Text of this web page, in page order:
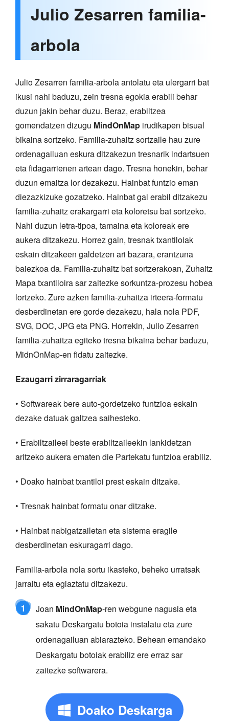
Julio Zesarren familia-
arbola
Julio Zesarren familia-arbola antolatu eta ulergarri bat
ikusi nahi baduzu, zein tresna egokia erabili behar
duzun jakin behar duzu. Beraz, erabiltzea
gomendatzen dizugu MindOnMap irudikapen bisual
bikaina sortzeko. Familia-zuhaitz sortzaile hau zure
ordenagailuan eskura ditzakezun tresnarik indartsuen
eta fidagarrienen artean dago. Tresna honekin, behar
duzun emaitza lor dezakezu. Hainbat funtzio eman
diezazkizuke gozatzeko. Hainbat gai erabil ditzakezu
familia-zuhaitz erakargarri eta koloretsu bat sortzeko.
Nahi duzun letra-tipoa, tamaina eta koloreak ere
aukera ditzakezu. Horrez gain, tresnak txantiloiak
eskain ditzakeen galdetzen ari bazara, erantzuna
baiezkoa da. Familia-zuhaitz bat sortzerakoan, Zuhaitz
Mapa txantiloira sar zaitezke sorkuntza-prozesu hobea
lortzeko. Zure azken familia-zuhaitza irteera-formatu
desberdinetan ere gorde dezakezu, hala nola PDF,
SVG, DOC, JPG eta PNG. Horrekin, Julio Zesarren
familia-zuhaitza egiteko tresna bikaina behar baduzu,
MidnOnMap-en fidatu zaitezke.
Ezaugarri zirraragarriak
• Softwareak bere auto-gordetzeko funtzioa eskain
dezake datuak galtzea saihesteko.
• Erabiltzaileei beste erabiltzaileekin lankidetzan
aritzeko aukera ematen die Partekatu funtzioa erabiliz.
• Doako hainbat txantiloi prest eskain ditzake.
• Tresnak hainbat formatu onar ditzake.
• Hainbat nabigatzailetan eta sistema eragile
desberdinetan eskuragarri dago.
Familia-arbola nola sortu ikasteko, beheko urratsak
jarraitu eta egiaztatu ditzakezu.
1 Joan MindOnMap-ren webgune nagusia eta
sakatu Deskargatu botoia instalatu eta zure
ordenagailuan abiarazteko. Behean emandako
Deskargatu botoiak erabiliz ere erraz sar
zaitezke softwarera.
Doako Deskarga